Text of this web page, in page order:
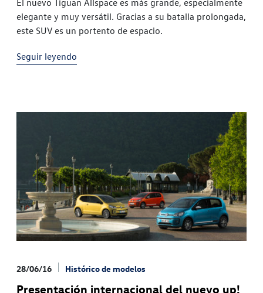
elegante y muy versátil. Gracias a su batalla prolongada,
este SUV es un portento de espacio.
Seguir leyendo
28/06/16 Histórico de modelos
Presentación internacional del nuevo up!